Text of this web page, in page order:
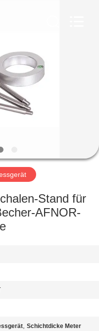
Stand für
AFNOR-
,Schichtdicke Meter